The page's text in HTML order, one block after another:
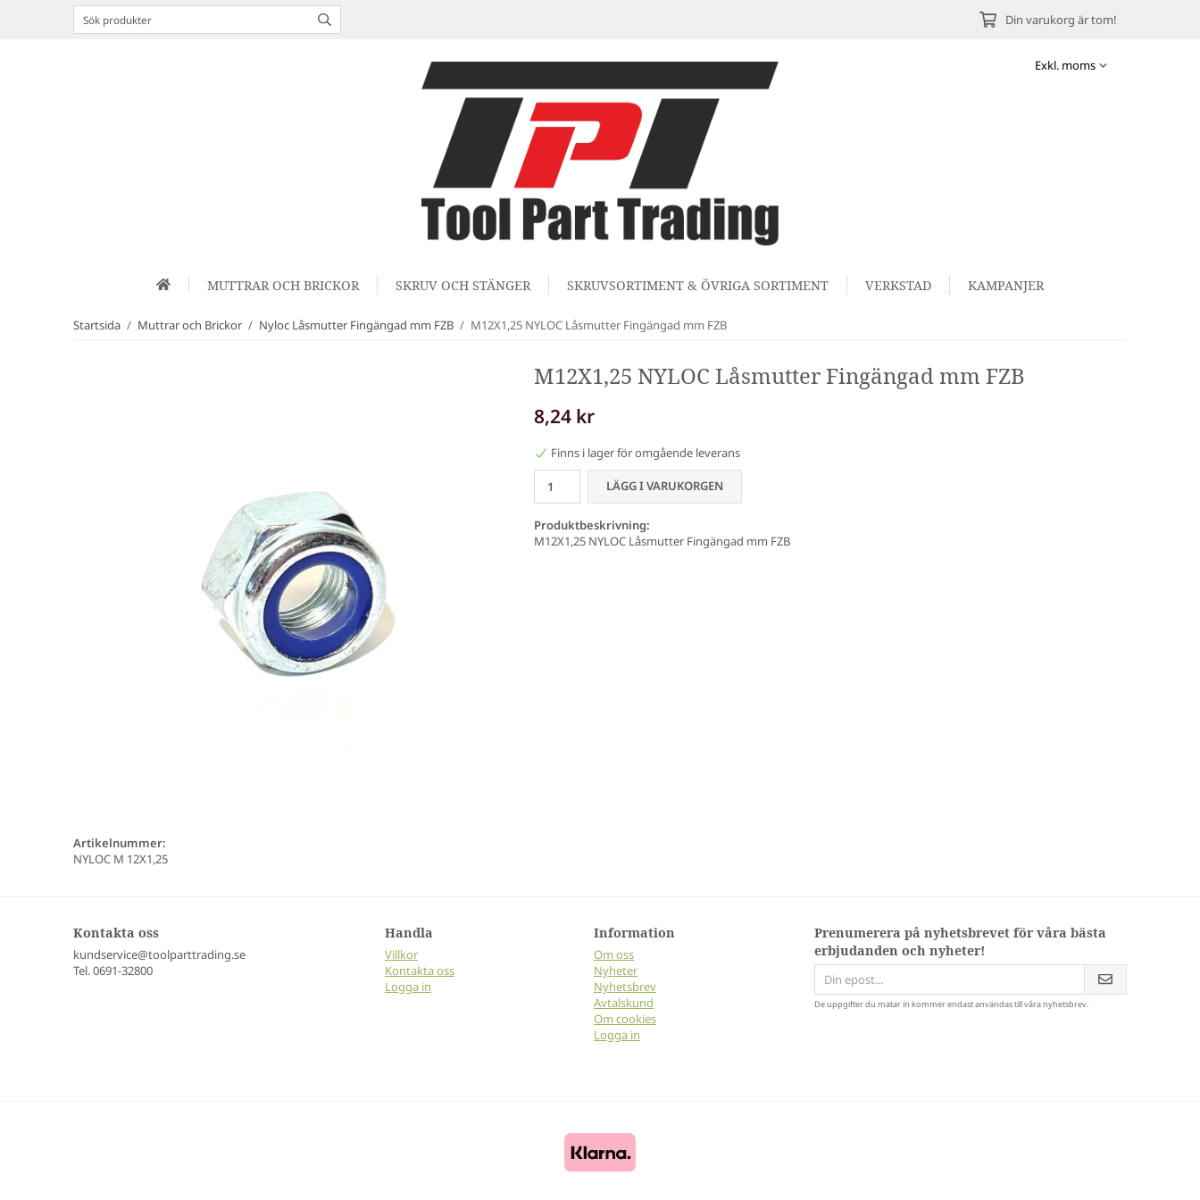
Din varukorg är tom!
MUTTRAR OCH BRICKOR SKRUV OCH STÄNGER SKRUVSORTIMENT & ÖVRIGA SORTIMENT VERKSTAD KAMPANJER
Startsida / Muttrar och Brickor / Nyloc Låsmutter Fingängad mm FZB / M12X1,25 NYLOC Låsmutter Fingängad mm FZB
M12X1,25 NYLOC Låsmutter Fingängad mm FZB
8,24 kr
Finns i lager för omgående leverans
LÄGG I VARUKORGEN
Produktbeskrivning:
M12X1,25 NYLOC Låsmutter Fingängad mm FZB
Artikelnummer:
NYLOC M 12X1,25
Kontakta oss
kundservice@toolparttrading.se
Tel. 0691-32800
Handla
Villkor
Kontakta oss
Logga in
Information
Om oss
Nyheter
Nyhetsbrev
Avtalskund
Om cookies
Logga in
Prenumerera på nyhetsbrevet för våra bästa
erbjudanden och nyheter!
De uppgifter du matar in kommer endast användas till våra nyhetsbrev.